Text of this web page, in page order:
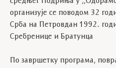
организује се поводом 32
Срба на Петровдан 1992.
Сребренице и Братунца
По завршетку програма,